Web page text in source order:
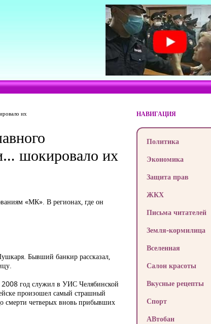
их
шокировало их
«МК». В регионах, где он
Бывший банкир рассказал,
2008 год служил в УИС Челябинской
произошел самый страшный
смерти четверых вновь прибывших
НАВИГАЦИЯ
Политика
Экономика
Защита прав
ЖКХ
Письма читателей
Земля-кормилица
Вселенная
Салон красоты
Вкусные рецепты
Спорт
АВтобан